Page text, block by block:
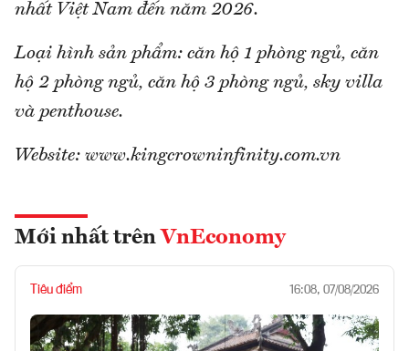
nhất Việt Nam đến năm 2026.
Loại hình sản phẩm: căn hộ 1 phòng ngủ, căn
hộ 2 phòng ngủ, căn hộ 3 phòng ngủ, sky villa
và penthouse.
Website: www.kingcrowninfinity.com.vn
Mới nhất trên VnEconomy
Tiêu điểm 16:08, 07/08/2026